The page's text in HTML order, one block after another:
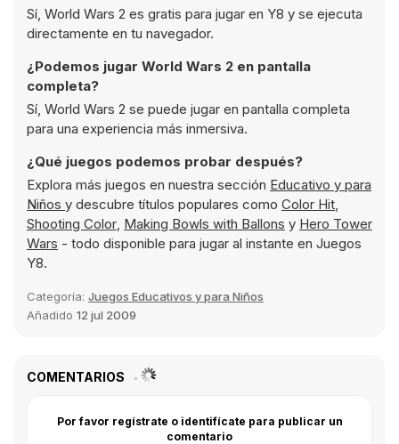
Sí, World Wars 2 es gratis para jugar en Y8 y se ejecuta
directamente en tu navegador.
¿Podemos jugar World Wars 2 en pantalla
completa?
Sí, World Wars 2 se puede jugar en pantalla completa
para una experiencia más inmersiva.
¿Qué juegos podemos probar después?
Explora más juegos en nuestra sección Educativo y para
Niños y descubre títulos populares como Color Hit,
Shooting Color, Making Bowls with Ballons y Hero Tower
Wars - todo disponible para jugar al instante en Juegos
Y8.
Categoría: Juegos Educativos y para Niños
Añadido 12 jul 2009
COMENTARIOS
Por favor regístrate o identifícate para publicar un
comentario